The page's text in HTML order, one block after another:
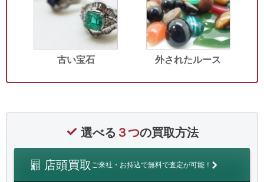
古い宝石 外されたルース
選べる ３つの買取方法
店頭買取 ご来社・お持込で無料で査定が可能！